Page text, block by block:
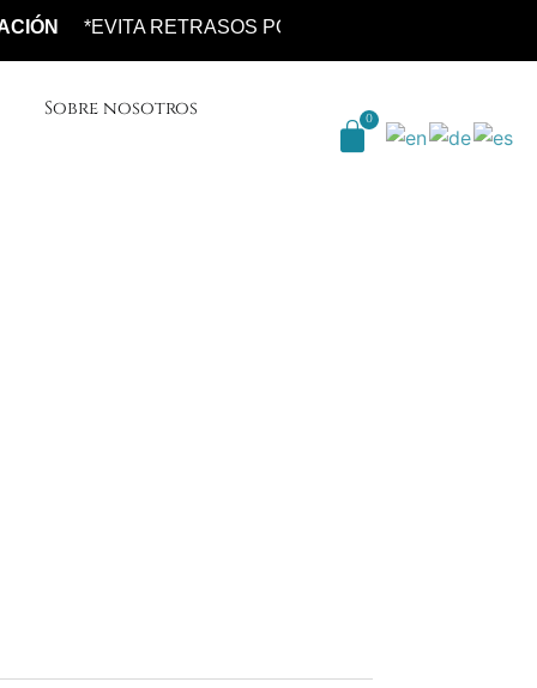
*EVITA RETRASOS POR ALTO VOLUMEN DE PEDIDOS*
Sobre nosotros